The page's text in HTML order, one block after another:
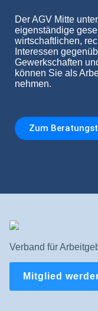
Der AGV Mitte
eigenständige
wirtschaftlichen,
Interessen
Gewerkschaften
können Sie als
nehmen.
Zum
Verband für
Mitglied